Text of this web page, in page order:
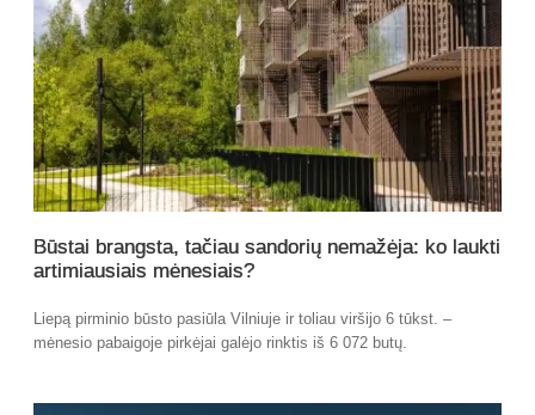
Būstai brangsta, tačiau sandorių nemažėja: ko laukti
artimiausiais mėnesiais?
Liepą pirminio būsto pasiūla Vilniuje ir toliau viršijo 6 tūkst. –
mėnesio pabaigoje pirkėjai galėjo rinktis iš 6 072 butų.